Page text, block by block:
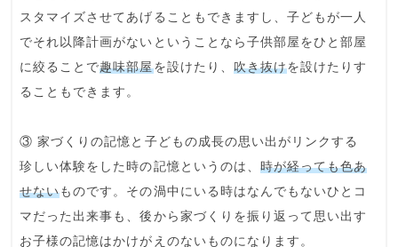
スタマイズさせてあげることもできますし、子どもが一人
でそれ以降計画がないということなら子供部屋をひと部屋
に絞ることで趣味部屋を設けたり、 吹き抜けを設けたりす
ることもできます。
③ 家づくりの記憶と子どもの成長の思い出がリンクする
珍しい体験をした時の記憶というのは、 時が経っても色あ
せないものです。その渦中にいる時はなんでもないひとコ
マだった出来事も、後から家づくりを振り返って思い出す
お子様の記憶はかけがえのないものになります。